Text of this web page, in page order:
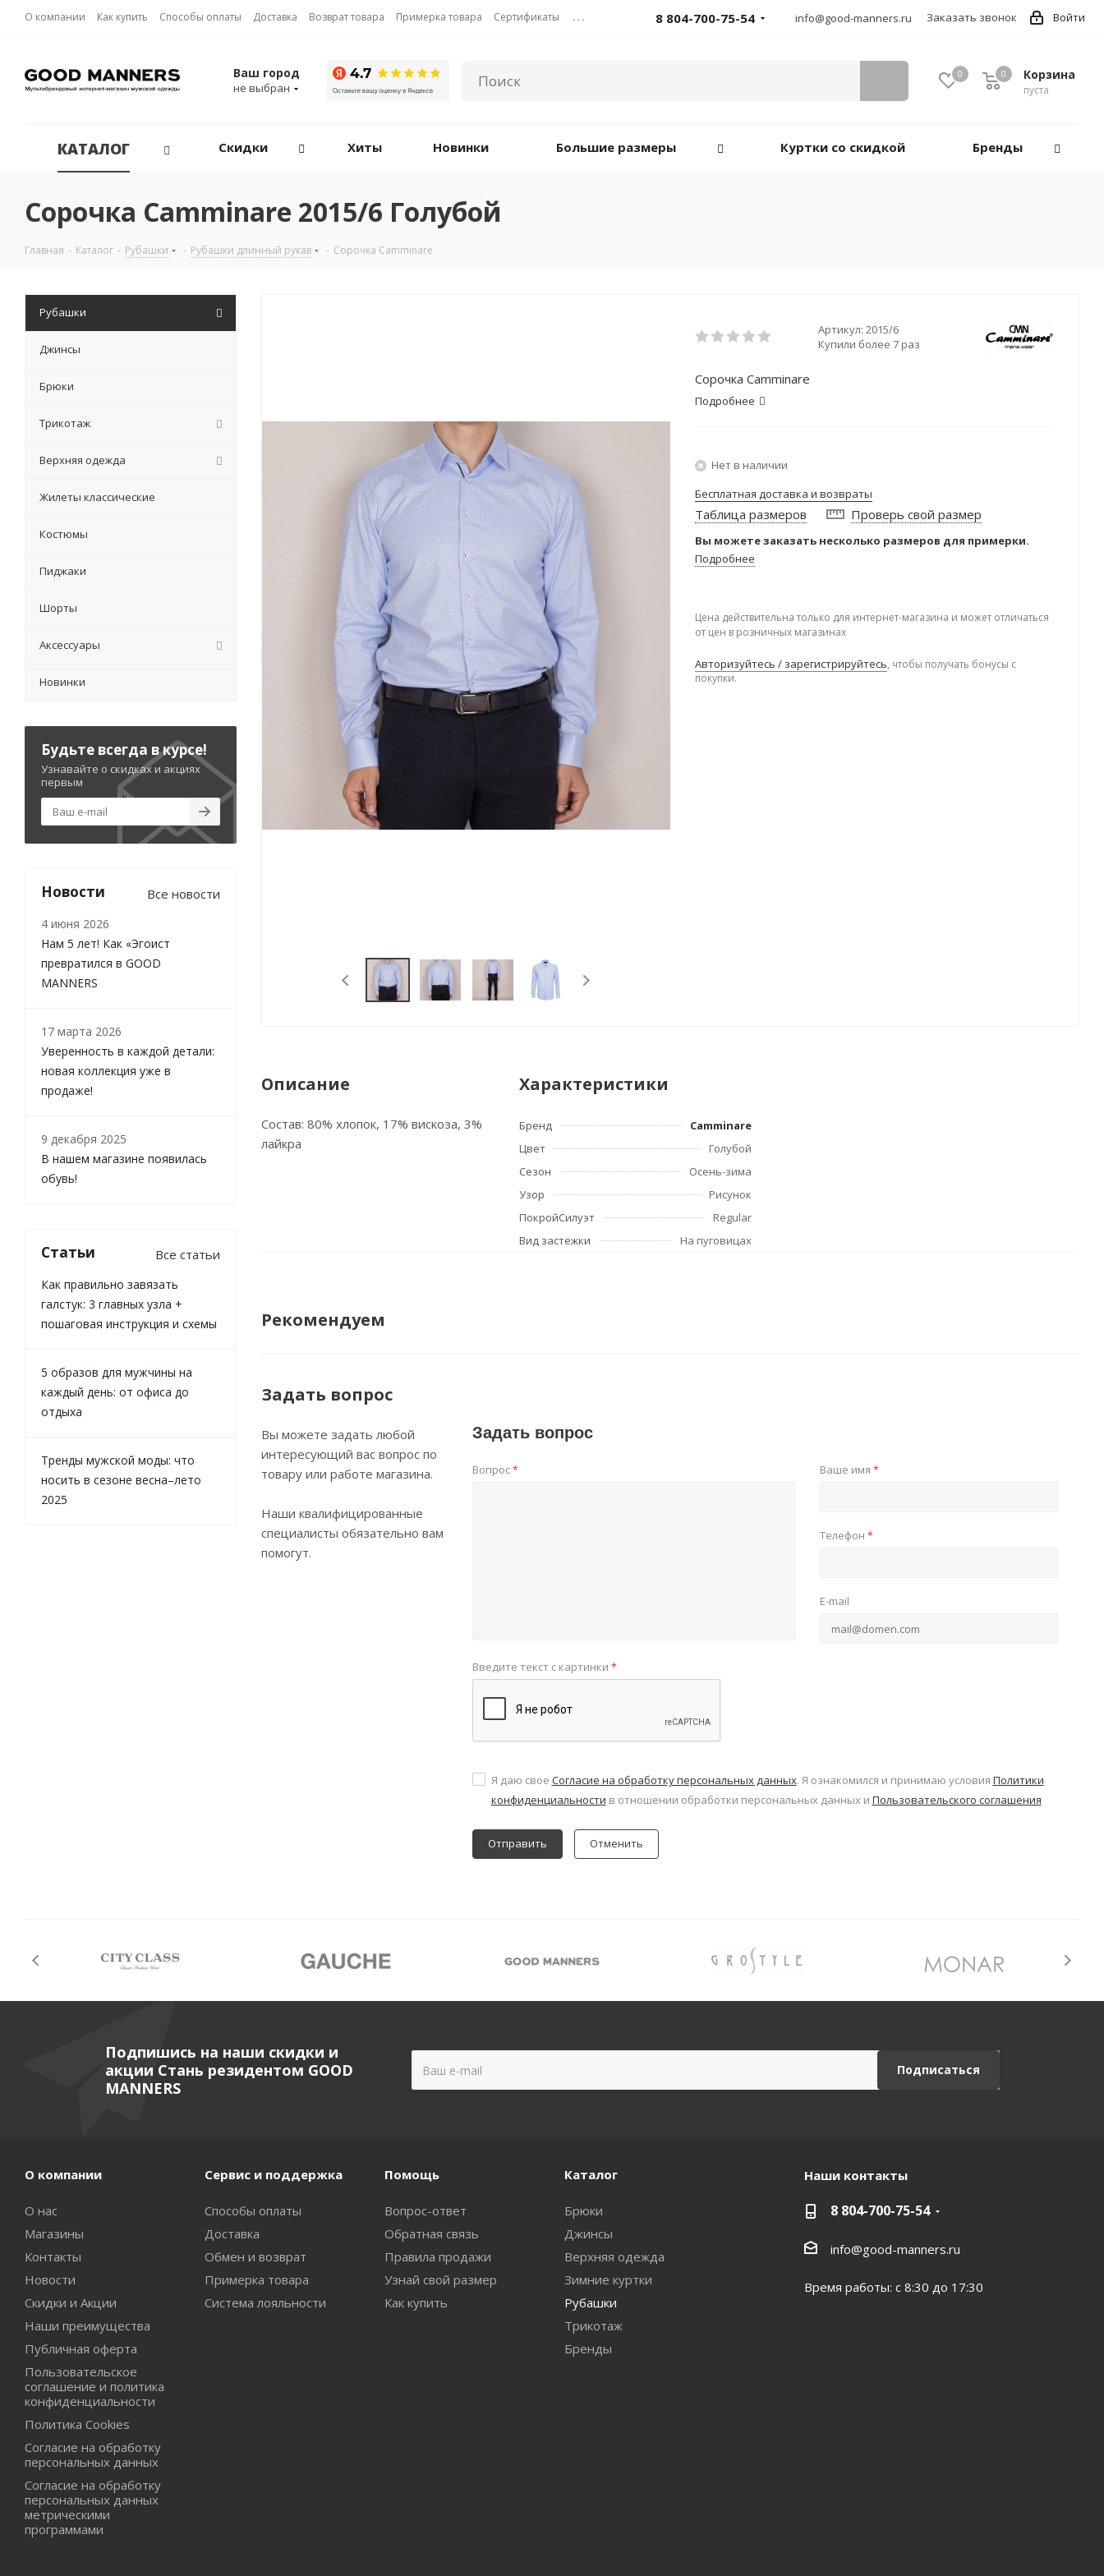
О компании Как купить Способы оплаты Доставка Возврат товара Примерка товара Сертификаты ... Войти
8 804-700-75-54 info@good-manners.ru Заказать звонок
Ваш город
не выбран
0 Корзина
пуста
0
КАТАЛОГ Скидки Хиты Новинки Большие размеры Куртки со скидкой Бренды
Сорочка Camminare 2015/6 Голубой
Главная - Каталог - Рубашки - Рубашки длинный рукав - Сорочка Camminare
Артикул: 2015/6
Купили более 7 раз
Сорочка Camminare
Подробнее
Нет в наличии
Бесплатная доставка и возвраты
Таблица размеров Проверь свой размер
Вы можете заказать несколько размеров для примерки.
Подробнее
Цена действительна только для интернет-магазина и может отличаться
от цен в розничных магазинах
Авторизуйтесь / зарегистрируйтесь, чтобы получать бонусы с
покупки.
Описание
Состав: 80% хлопок, 17% вискоза, 3%
лайкра
Характеристики
Бренд
Camminare
Цвет
Голубой
Сезон
Осень-зима
Узор
Рисунок
ПокройСилуэт
Regular
Вид застежки
На пуговицах
Рекомендуем
Задать вопрос
Вы можете задать любой
интересующий вас вопрос по
товару или работе магазина.
Наши квалифицированные
специалисты обязательно вам
помогут.
Задать вопрос
Вопрос* Ваше имя *
Телефон *
E-mail
Введите текст с картинки *
Я даю свое Согласие на обработку персональных данных. Я ознакомился и принимаю условия Политики
конфиденциальности в отношении обработки персональных данных и Пользовательского соглашения
Отменить
Рубашки
Джинсы
Брюки
Трикотаж
Верхняя одежда
Жилеты классические
Костюмы
Пиджаки
Шорты
Аксессуары
Новинки
Будьте всегда в курсе!
Узнавайте о скидках и акциях
первым
Новости Все новости
4 июня 2026
Нам 5 лет! Как «Эгоист
превратился в GOOD
MANNERS
17 марта 2026
Уверенность в каждой детали:
новая коллекция уже в
продаже!
9 декабря 2025
В нашем магазине появилась
обувь!
Статьи Все статьи
Как правильно завязать
галстук: 3 главных узла +
пошаговая инструкция и схемы
5 образов для мужчины на
каждый день: от офиса до
отдыха
Тренды мужской моды: что
носить в сезоне весна–лето
2025
Подпишись на наши скидки и
акции Стань резидентом GOOD
MANNERS
О компании
О нас
Магазины
Контакты
Новости
Скидки и Акции
Наши преимущества
Публичная оферта
Пользовательское
соглашение и политика
конфиденциальности
Политика Cookies
Согласие на обработку
персональных данных
Согласие на обработку
персональных данных
метрическими
программами
Сервис и поддержка
Способы оплаты
Доставка
Обмен и возврат
Примерка товара
Система лояльности
Помощь
Вопрос-ответ
Обратная связь
Правила продажи
Узнай свой размер
Как купить
Каталог
Брюки
Джинсы
Верхняя одежда
Зимние куртки
Рубашки
Трикотаж
Бренды
Наши контакты
8 804-700-75-54
info@good-manners.ru
Время работы: с 8:30 до 17:30